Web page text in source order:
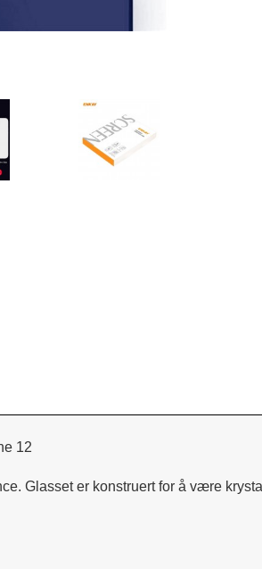
12
Glasset er konstruert for å være